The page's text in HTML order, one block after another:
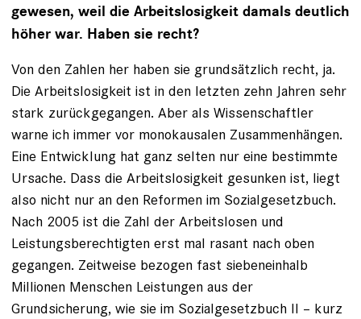
gewesen, weil die Arbeitslosigkeit damals deutlich
höher war. Haben sie recht?
Von den Zahlen her haben sie grundsätzlich recht, ja.
Die Arbeitslosigkeit ist in den letzten zehn Jahren sehr
stark zurückgegangen. Aber als Wissenschaftler
warne ich immer vor monokausalen Zusammenhängen.
Eine Entwicklung hat ganz selten nur eine bestimmte
Ursache. Dass die Arbeitslosigkeit gesunken ist, liegt
also nicht nur an den Reformen im Sozialgesetzbuch.
Nach 2005 ist die Zahl der Arbeitslosen und
Leistungsberechtigten erst mal rasant nach oben
gegangen. Zeitweise bezogen fast siebeneinhalb
Millionen Menschen Leistungen aus der
Grundsicherung, wie sie im Sozialgesetzbuch II – kurz